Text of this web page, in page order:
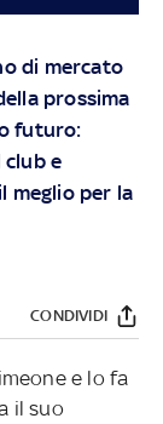
di mercato
prossima
futuro:
e
meglio per la
CONDIVIDI
e lo fa
il suo